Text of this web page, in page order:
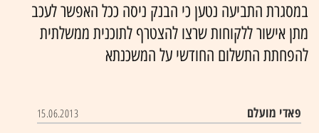
במסגרת התביעה נטען כי הבנק ניסה ככל האפשר לעכב
מתן אישור ללקוחות שרצו להצטרף לתוכנית ממשלתית
להפחתת התשלום החודשי על המשכנתא
פאדי מועלם 15.06.2013